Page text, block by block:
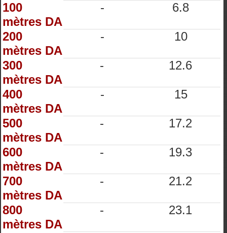
100
mètres DA
- 6.8
200
mètres DA
- 10
300
mètres DA
- 12.6
400
mètres DA
- 15
500
mètres DA
- 17.2
600
mètres DA
- 19.3
700
mètres DA
- 21.2
800
mètres DA
- 23.1